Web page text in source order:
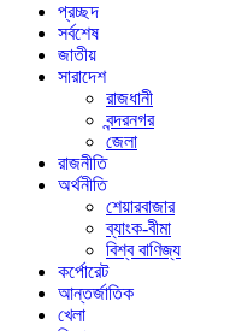
প্রচ্ছদ
সর্বশেষ
জাতীয়
সারাদেশ
রাজধানী
বন্দরনগর
জেলা
রাজনীতি
অর্থনীতি
শেয়ারবাজার
ব্যাংক-বীমা
বিশ্ব বাণিজ্য
কর্পোরেট
আন্তর্জাতিক
খেলা